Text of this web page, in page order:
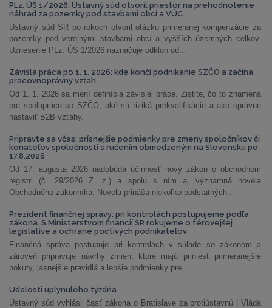
PLz. ÚS 1/2026: Ústavný súd otvoril priestor na prehodnotenie
náhrad za pozemky pod stavbami obcí a VÚC
Ústavný súd SR po rokoch otvoril otázku primeranej kompenzácie za
pozemky pod verejnými stavbami obcí a vyšších územných celkov.
Uznesenie PLz. ÚS 1/2026 naznačuje odklon od...
Závislá práca po 1. 1. 2026: kde končí podnikanie SZČO a začína
pracovnoprávny vzťah
Od 1. 1. 2026 sa mení definícia závislej práce. Zistite, čo to znamená
pre spoluprácu so SZČO, aké sú riziká prekvalifikácie a ako správne
nastaviť B2B vzťahy.
Pripravte sa včas: prísnejšie podmienky pre zmeny spoločníkov či
konateľov spoločnosti s ručením obmedzeným na Slovensku po
17.8.2026
Od 17. augusta 2026 nadobúda účinnosť nový zákon o obchodnom
registri (č. 29/2026 Z. z.) a spolu s ním aj významná novela
Obchodného zákonníka. Novela prináša niekoľko podstatných...
Prezident finančnej správy: pri kontrolách postupujeme podľa
zákona. S Ministerstvom financií SR rokujeme o férovejšej
legislatíve a ochrane poctivých podnikateľov
Finančná správa postupuje pri kontrolách v súlade so zákonom a
zároveň pripravuje návrhy zmien, ktoré majú priniesť primeranejšie
pokuty, jasnejšie pravidlá a lepšie podmienky pre...
Udalosti uplynulého týždňa
Ústavný súd vyhlásil časť zákona o Bratislave za protiústavnú | Vláda